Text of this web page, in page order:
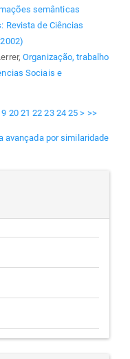
semânticas
Revista de Ciências
Organização, trabalho
Sociais e
20 21 22 23 24 25 > >>
avançada por similaridade